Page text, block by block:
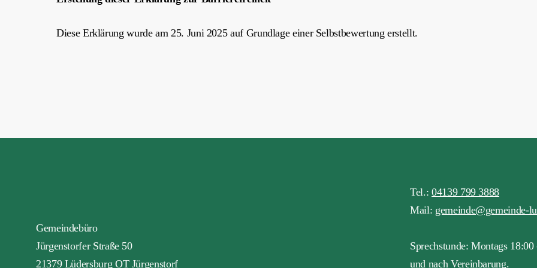
Diese Erklärung wurde am 25. Juni 2025 auf Grundlage einer Selbstbewertung erstellt.
Gemeindebüro
Jürgenstorfer Straße 50
21379 Lüdersburg OT Jürgenstorf
Tel.:04139 799 3888
Mail: gemeinde@gemeinde-
Sprechstunde: Montags
und nach Vereinbarung.